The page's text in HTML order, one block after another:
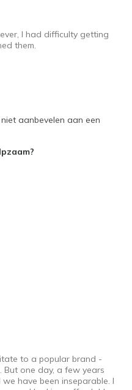
I had difficulty getting
them.
aanbevelen aan een
to a popular brand -
But one day, a few years
have been inseparable. I